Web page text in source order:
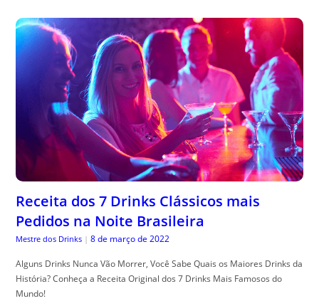
Receita dos 7 Drinks Clássicos mais
Pedidos na Noite Brasileira
Mestre dos Drinks | 8 de março de 2022
Alguns Drinks Nunca Vão Morrer, Você Sabe Quais os Maiores Drinks da
História? Conheça a Receita Original dos 7 Drinks Mais Famosos do
Mundo!